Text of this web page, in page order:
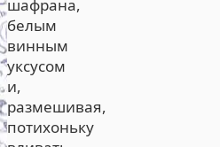
шафрана,
белым
винным
уксусом
и,
размешивая,
потихоньку